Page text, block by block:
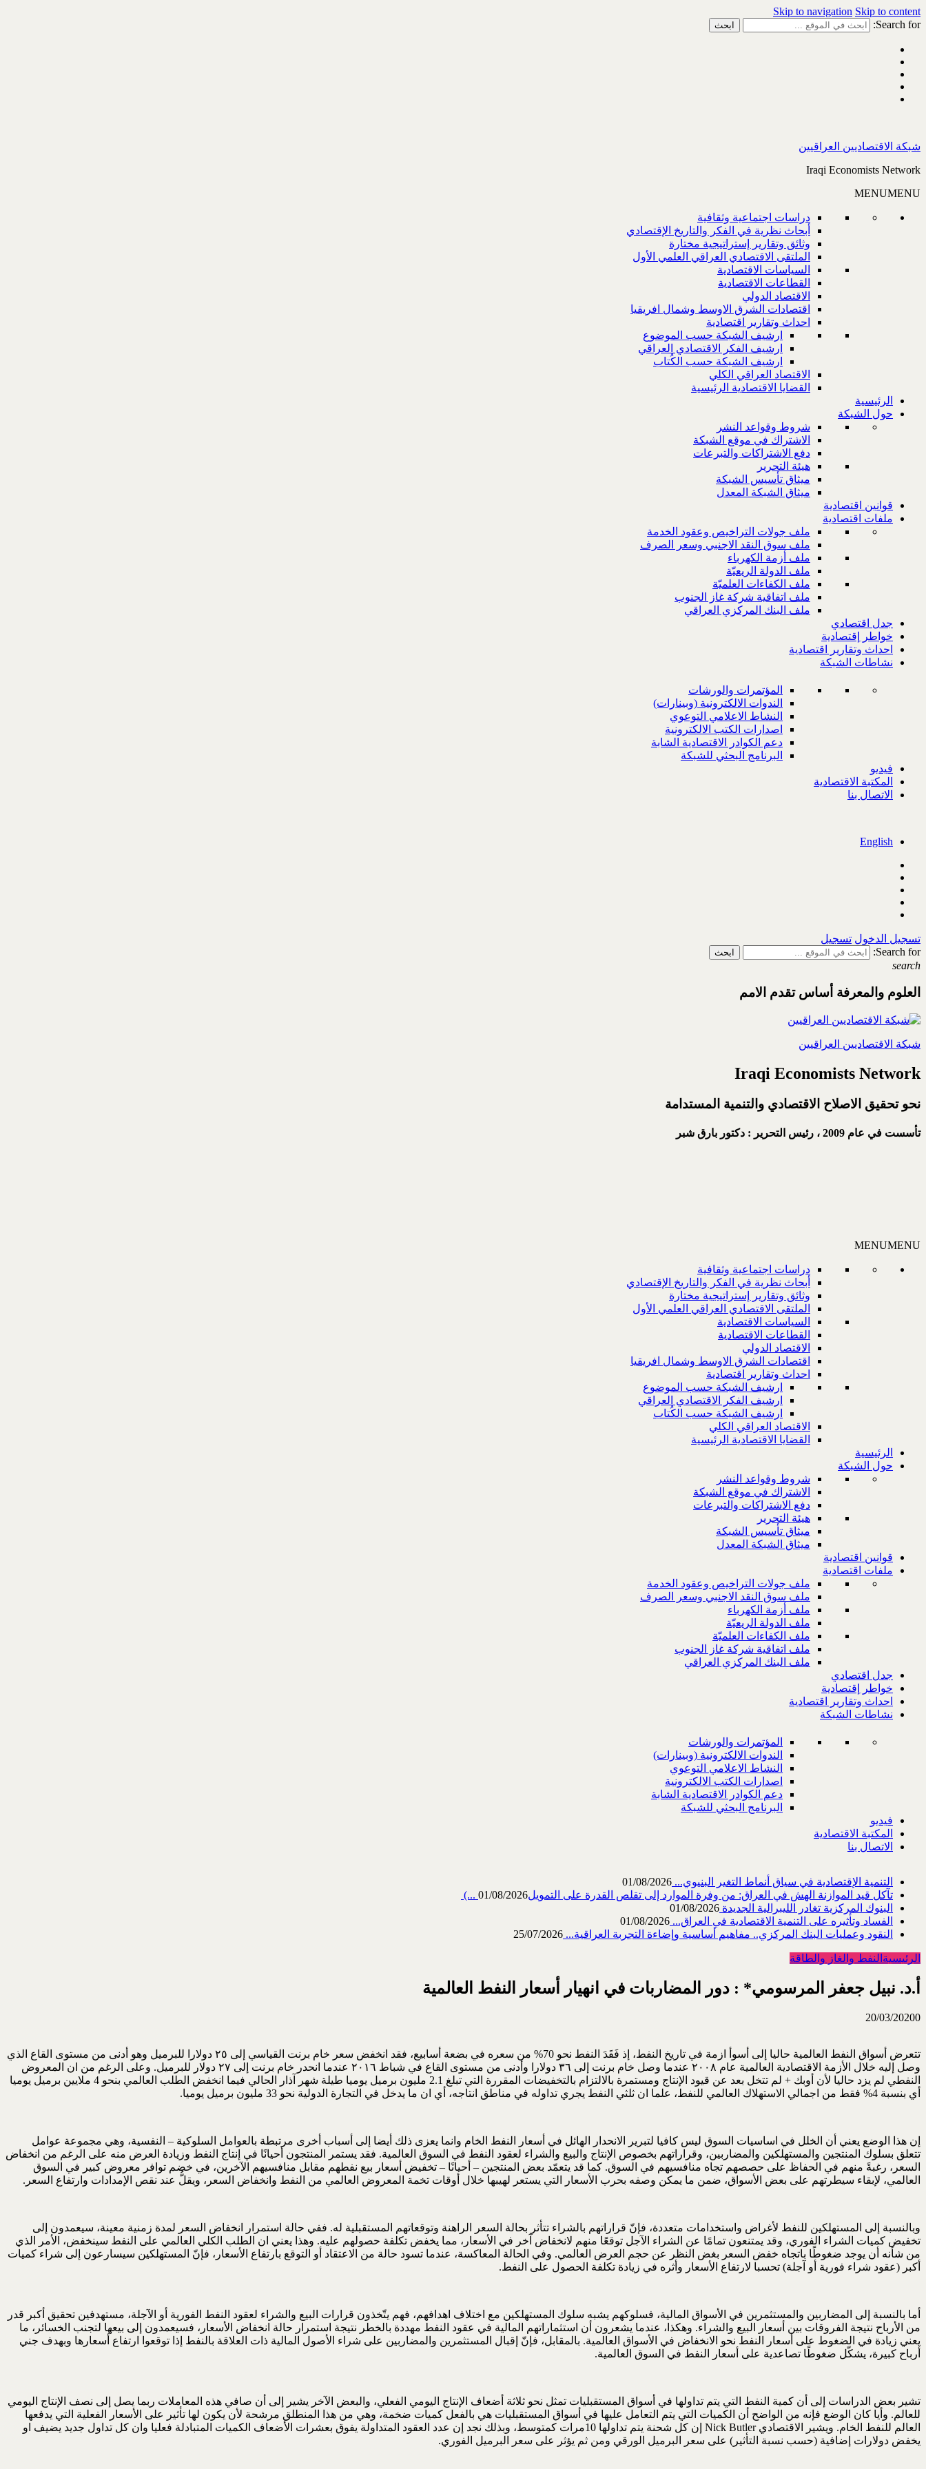
Skip to navigation Skip to content
Search for:
شبكة الاقتصاديين العراقيين
Iraqi Economists Network
MENUMENU
دراسات اجتماعية وثقافية
أبحاث نظرية في الفكر والتاريخ الإقتصادي
وثائق وتقارير إستراتيجية مختارة
الملتقى الاقتصادي العراقي العلمي الأول
السياسات الاقتصادية
القطاعات الاقتصادية
الاقتصاد الدولي
اقتصادات الشرق الاوسط وشمال افريقيا
احداث وتقارير اقتصادية
ارشيف الشبكة حسب الموضوع
ارشيف الفكر الاقتصادي العراقي
ارشيف الشبكة حسب الكُتاب
الاقتصاد العراقي الكلي
القضايا الاقتصادية الرئيسية
الرئيسية
حول الشبكة
شروط وقواعد النشر
الاشتراك في موقع الشبكة
دفع الاشتراكات والتبرعات
هيئة التحرير
ميثاق تأسيس الشبكة
ميثاق الشبكة المعدل
قوانين اقتصادية
ملفات اقتصادية
ملف جولات التراخيص وعقود الخدمة
ملف سوق النقد الاجنبي وسعر الصرف
ملف أزمة الكهرباء
ملف الدولة الريعيّة
ملف الكفاءات العلميّة
ملف اتفاقية شركة غاز الجنوب
ملف البنك المركزي العراقي
جدل اقتصادي
خواطر إقتصادية
احداث وتقارير اقتصادية
نشاطات الشبكة
المؤتمرات والورشات
الندوات الالكترونية (وبينارات)
النشاط الاعلامي التوعوي
اصدارات الكتب الالكترونية
دعم الكوادر الاقتصادية الشابة
البرنامج البحثي للشبكة
فيديو
المكتبة الاقتصادية
الاتصال بنا
English
تسجيل الدخول تسجيل
Search for:
search
العلوم والمعرفة أساس تقدم الامم
شبكة الاقتصاديين العراقيين
Iraqi Economists Network
نحو تحقيق الاصلاح الاقتصادي والتنمية المستدامة
تأسست في عام 2009 ، رئيس التحرير : دكتور بارق شبر
MENUMENU
دراسات اجتماعية وثقافية
أبحاث نظرية في الفكر والتاريخ الإقتصادي
وثائق وتقارير إستراتيجية مختارة
الملتقى الاقتصادي العراقي العلمي الأول
السياسات الاقتصادية
القطاعات الاقتصادية
الاقتصاد الدولي
اقتصادات الشرق الاوسط وشمال افريقيا
احداث وتقارير اقتصادية
ارشيف الشبكة حسب الموضوع
ارشيف الفكر الاقتصادي العراقي
ارشيف الشبكة حسب الكُتاب
الاقتصاد العراقي الكلي
القضايا الاقتصادية الرئيسية
الرئيسية
حول الشبكة
شروط وقواعد النشر
الاشتراك في موقع الشبكة
دفع الاشتراكات والتبرعات
هيئة التحرير
ميثاق تأسيس الشبكة
ميثاق الشبكة المعدل
قوانين اقتصادية
ملفات اقتصادية
ملف جولات التراخيص وعقود الخدمة
ملف سوق النقد الاجنبي وسعر الصرف
ملف أزمة الكهرباء
ملف الدولة الريعيّة
ملف الكفاءات العلميّة
ملف اتفاقية شركة غاز الجنوب
ملف البنك المركزي العراقي
جدل اقتصادي
خواطر إقتصادية
احداث وتقارير اقتصادية
نشاطات الشبكة
المؤتمرات والورشات
الندوات الالكترونية (وبينارات)
النشاط الاعلامي التوعوي
اصدارات الكتب الالكترونية
دعم الكوادر الاقتصادية الشابة
البرنامج البحثي للشبكة
فيديو
المكتبة الاقتصادية
الاتصال بنا
التنمية الإقتصادية في سياق أنماط التغير البنيوي... 01/08/2026
تآكل قيد الموازنة الهش في العراق: من وفرة الموارد إلى تقلص القدرة على التمويل‎ (...01/08/2026
البنوك المركزية تغادر الليبرالية الجديدة 01/08/2026
الفساد وتأثيره على التنمية الاقتصادية في العراق... 01/08/2026
النقود وعمليات البنك المركزي.. مفاهيم أساسية وإضاءة التجربة العراقية... 25/07/2026
الرئيسية النفط والغاز والطاقة
أ.د. نبيل جعفر المرسومي* : دور المضاربات في انهيار أسعار النفط العالمية
20/03/20200
تتعرض أسواق النفط العالمية حاليا إلى أسوأ ازمة في تاريخ النفط، إذ فَقَدَ النفط نحو 70% من سعره في بضعة أسابيع، فقد انخفض سعر خام برنت القياسي إلى ٢٥ دولارا للبرميل وهو أدنى من مستوى القاع الذي
وصل إليه خلال الأزمة الاقتصادية العالمية عام ٢٠٠٨ عندما وصل خام برنت إلى ٣٦ دولارا وأدنى من مستوى القاع في شباط ٢٠١٦ عندما انحدر خام برنت إلى ٢٧ دولار للبرميل. وعلى الرغم من ان المعروض
النفطي لم يزد حاليا لأن أوبك + لم تتخل بعد عن قيود الإنتاج ومستمرة بالالتزام بالتخفيضات المقررة التي تبلغ 2.1 مليون برميل يوميا طيلة شهر آذار الحالي فيما انخفض الطلب العالمي بنحو 4 ملايين برميل يوميا
أي بنسبة 4% فقط من اجمالي الاستهلاك العالمي للنفط، علما ان ثلثي النفط يجري تداوله في مناطق انتاجه، أي ان ما يدخل في التجارة الدولية نحو 33 مليون برميل يوميا.
إن هذا الوضع يعني أن الخلل في اساسيات السوق ليس كافيا لتبرير الانحدار الهائل في أسعار النفط الخام وانما يعزى ذلك أيضا إلى أسباب أخرى مرتبطة بالعوامل السلوكية – النفسية، وهي مجموعة عوامل
تتعلق بسلوك المنتجين والمستهلكين والمضاربين، وقراراتهم بخصوص الإنتاج والبيع والشراء لعقود النفط في السوق العالمية. فقد يستمر المنتجون أحيانًا في إنتاج النفط وزيادة العرض منه على الرغم من انخفاض
السعر، رغبةً منهم في الحفاظ على حصصهم تجاه منافسيهم في السوق. كما قد يتعمّد بعض المنتجين – أحيانًا – تخفيض أسعار بيع نفطهم مقابل منافسيهم الآخرين، في خضم توافر معروض كبير في السوق
العالمي، لإبقاء سيطرتهم على بعض الأسواق، ضمن ما يمكن وصفه بحرب الأسعار التي يستعر لهيبها خلال أوقات تخمة المعروض العالمي من النفط وانخفاض السعر، ويقلُّ عند نقص الإمدادات وارتفاع السعر.
وبالنسبة إلى المستهلكين للنفط لأغراض واستخدامات متعددة، فإنّ قراراتهم بالشراء تتأثر بحالة السعر الراهنة وتوقعاتهم المستقبلية له. ففي حالة استمرار انخفاض السعر لمدة زمنية معينة، سيعمدون إلى
تخفيض كميات الشراء الفوري، وقد يمتنعون تمامًا عن الشراء الآجل توقعًا منهم لانخفاض آخر في الأسعار، مما يخفض تكلفة حصولهم عليه. وهذا يعني ان الطلب الكلي العالمي على النفط سينخفض، الأمر الذي
من شأنه أن يوجد ضغوطًا باتجاه خفض السعر بغض النظر عن حجم العرض العالمي. وفي الحالة المعاكسة، عندما تسود حالة من الاعتقاد أو التوقع بارتفاع الأسعار، فإنّ المستهلكين سيسارعون إلى شراء كميات
أكبر (عقود شراء فورية أو آجلة) تحسبا لارتفاع الأسعار وأثره في زيادة تكلفة الحصول على النفط.
أما بالنسبة إلى المضاربين والمستثمرين في الأسواق المالية، فسلوكهم يشبه سلوك المستهلكين مع اختلاف اهدافهم، فهم يتّخذون قرارات البيع والشراء لعقود النفط الفورية أو الآجلة، مستهدفين تحقيق أكبر قدر
من الأرباح نتيجة الفروقات بين أسعار البيع والشراء. وهكذا، عندما يشعرون أن استثماراتهم المالية في عقود النفط مهددة بالخطر نتيجة استمرار حالة انخفاض الأسعار، فسيعمدون إلى بيعها لتجنب الخسائر، ما
يعني زيادة في الضغوط على أسعار النفط نحو الانخفاض في الأسواق العالمية. بالمقابل، فإنّ إقبال المستثمرين والمضاربين على شراء الأصول المالية ذات العلاقة بالنفط إذا توقعوا ارتفاع أسعارها وبهدف جني
أرباح كبيرة، يشكّل ضغوطًا تصاعدية على أسعار النفط في السوق العالمية.
تشير بعض الدراسات إلى أن كمية النفط التي يتم تداولها في أسواق المستقبليات تمثل نحو ثلاثة أضعاف الإنتاج اليومي الفعلي، والبعض الآخر يشير إلى أن صافي هذه المعاملات ربما يصل إلى نصف الإنتاج اليومي
للعالم. وأيا كان الوضع فإنه من الواضح أن الكميات التي يتم التعامل عليها في أسواق المستقبليات هي بالفعل كميات ضخمة، وهي من هذا المنطلق مرشحة لأن يكون لها تأثير على الأسعار الفعلية التي يدفعها
العالم للنفط الخام. ويشير الاقتصادي Nick Butler إن كل شحنة يتم تداولها 10مرات كمتوسط، وبذلك نجد إن عدد العقود المتداولة يفوق بعشرات الأضعاف الكميات المتبادلة فعليا وان كل تداول جديد يضيف او
يخفض دولارات إضافية (حسب نسبة التأثير) على سعر البرميل الورقي ومن ثم يؤثر على سعر البرميل الفوري.